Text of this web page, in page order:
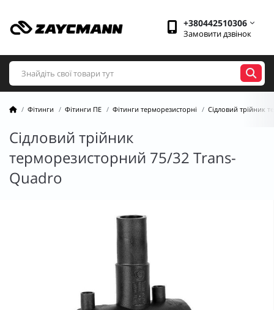
+380442510306
Замовити дзвінок
Фітинги Фітинги ПЕ Фітинги терморезисторні Сідловий трійник
Сідловий трійник
терморезисторний 75/32 Trans-
Quadro